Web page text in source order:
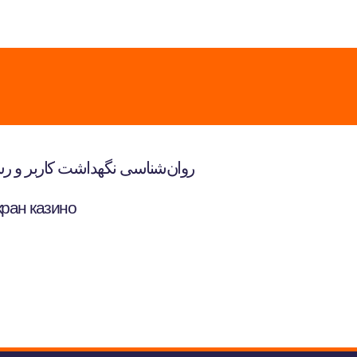
روان‌شناسی نگهداشت کاربر و
казино